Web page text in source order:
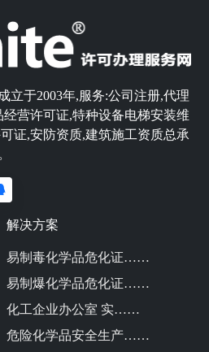
立于2003年,服务:公司注册,代理
营许可证,特种设备电梯安装维
证,安防资质,建筑施工资质总承
解决方案
易制毒化学品危化证……
易制爆化学品危化证……
化工企业办公室 实……
危险化学品安全生产……